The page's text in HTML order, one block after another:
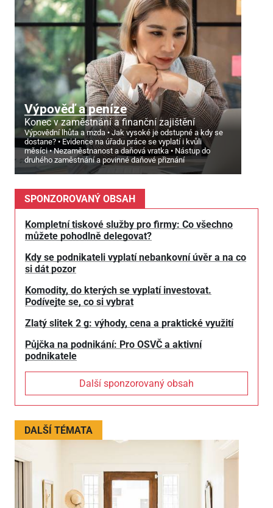
Výpověď a peníze
Konec v zaměstnání a finanční zajištění
Výpovědní lhůta a mzda
Jak vysoké je odstupné a kdy se
dostane?
Evidence na úřadu práce se vyplatí i kvůli
měsíci
Nezaměstnanost a daňová vratka
Nástup do
druhého zaměstnání a povinné daňové přiznání
SPONZOROVANÝ OBSAH
Kompletní tiskové služby pro firmy: Co všechno
můžete pohodlně delegovat?
Kdy se podnikateli vyplatí nebankovní úvěr a na co
si dát pozor
Komodity, do kterých se vyplatí investovat.
Podívejte se, co si vybrat
Zlatý slitek 2 g: výhody, cena a praktické využití
Půjčka na podnikání: Pro OSVČ a aktivní
podnikatele
Další sponzorovaný obsah
DALŠÍ TÉMATA